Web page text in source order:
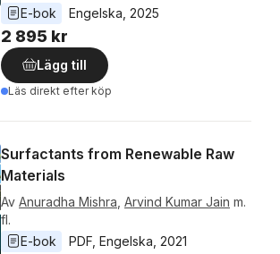
E-bok
Engelska 2025
2 895 kr
Lägg till
Läs direkt efter köp
Surfactants from Renewable Raw
Materials
Av Anuradha Mishra Arvind Kumar Jain m.
fl.
E-bok
PDF Engelska 2021